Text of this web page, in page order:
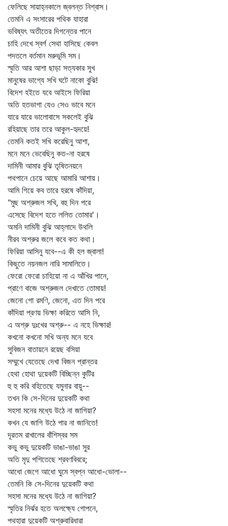
ফেলিছে সায়াহ্নকালে জ্বলন্ত নিশ্বাস।
তেমনি এ সংসারের পথিক যাহারা
ভবিষ্যৎ অতীতের দিগন্তের পানে
চাহি দেখে স্বর্গ সেথা হাসিছে কেবল
পদতলে বর্তমান মরুভূমি সম।
স্মৃতি আর আশা ছাড়া সত্যকার সুখ
মানুষের ভাগ্যে সখি ঘটে নাকো বুঝি!
বিদেশ হইতে যবে আইসে ফিরিয়া
অতি হতভাগা যেও সেও ভাবে মনে
যারে যারে ভালোবাসে সকলেই বুঝি
রহিয়াছে তার তরে আকুল-হৃদয়ে!
তেমনি কতই সখি করেছিনু আশা,
মনে মনে ভেবেছিনু কত-না হরষে
দামিনী আমার বুঝি তৃষিতনয়নে
পথপানে চেয়ে আছে আমারি আশায়।
আমি গিয়ে কব তারে হরষে কাঁদিয়া,
"মুছ অশ্রুজল সখি, বহু দিন পরে
এসেছে বিদেশ হতে ললিত তোমার'।
অমনি দামিনী বুঝি আহ্লাদে উথলি
নীরব অশ্রুর জলে কবে কত কথা।
ফিরিয়া আসিনু যবে--এ কী হল জ্বালা!
কিছুতে নয়নজল নারি সামালিতে।
ফেরো ফেরো চাহিয়ো না এ আঁখির পানে,
প্রাণে বাজে অশ্রুজল দেখাতে তোমায়!
জেনো গো রমণি, জেনো, এত দিন পরে
কাঁদিয়া প্রণয় ভিক্ষা করিতে আসি নি,
এ অশ্রু দুঃখের অশ্রু-- এ নহে ভিক্ষার!
কখনো কখনো সখি অন্য মনে যবে
সুবিজন বাতায়নে রয়েছ বসিয়া
সম্মুখে যেতেছে দেখা বিজন প্রান্তর
হেথা হোথা দুয়েকটি বিচ্ছিন্ন কুটির
হু হু করি বহিতেছে যমুনার বায়ু--
তখন কি সে-দিনের দুয়েকটি কথা
সহসা মনের মধ্যে উঠে না জাগিয়া?
কখন যে জাগি উঠে পার না জানিতে!
দূরতম রাখালের বাঁশিস্বর সম
কভু কভু দুয়েকটি ভাঙা-ভাঙা সুর
অতি মৃদু পশিতেছে শ্রবণবিবরে;
আধো জেগে আধো ঘুমে স্বপ্ন আধো-ভোলা--
তেমনি কি সে-দিনের দুয়েকটি কথা
সহসা মনের মধ্যে উঠে না জাগিয়া?
স্মৃতির নির্ঝর হতে অলক্ষ্যে গোপনে,
পথহারা দুয়েকটি অশ্রুবারিধারা